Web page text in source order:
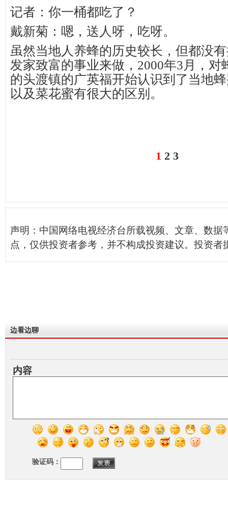
记者：你一桶都吃了？
戴新菊：嗯，送人呀，吃呀。
虽然当地人养蜂的历史较长，但都没
发家致富的事业来做，2000年3月，对
的头渡镇的广英福开始认识到了当地
以及菜花蜜有很大的区别。
1 2 3
声明：中国网络电视经济台所载视频、文章、数据
点，仅供投资者参考，并不构成投资建议。投资者
边看边聊
内容
验证码：